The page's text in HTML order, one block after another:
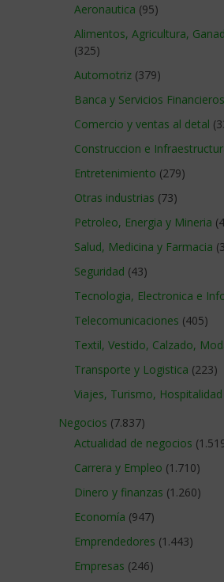
Aeronautica (95)
Alimentos, Agricultura,
(325)
Automotriz (379)
Banca y Servicios Financieros
Comercio y ventas al detal
Construccion e
Entretenimiento (279)
Otras industrias (73)
Petroleo, Energia y Mineria
Salud, Medicina y Farmacia
Seguridad (43)
Tecnologia, Electronica e
Telecomunicaciones (405)
Textil, Vestido, Calzado,
Transporte y Logistica (223)
Viajes, Turismo, Hospitalidad
Negocios (7.837)
Actualidad de negocios
Carrera y Empleo (1.710)
Dinero y finanzas (1.260)
Economía (947)
Emprendedores (1.443)
Empresas (246)